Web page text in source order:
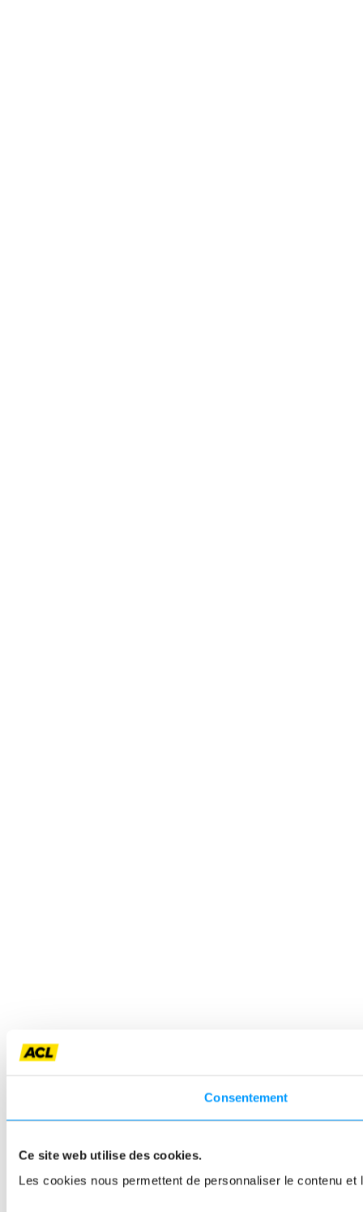
Consentement
Ce site web utilise des cookies.
Les cookies nous permettent de personnaliser le contenu